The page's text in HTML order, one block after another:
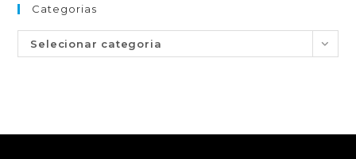
Categorias
Selecionar categoria